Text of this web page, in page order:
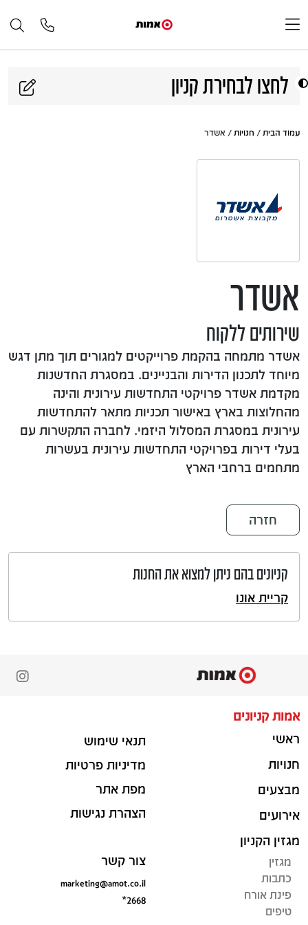
לחצו לבחירת קניון
עמוד הבית / חנויות / אשדר
אשדר
שירותים ללקוח
אשדר מתמחה בהקמת פרוייקטים למגורים תוך מתן דגש
מיוחד לתכנון הדירות והבניינים. במסגרת החדשנות
מקדמת אשדר פרויקטי התחדשות עירונית והינה
מהחלוצות בארץ באישור תכניות מתאר להתחדשות
עירונית במסגרת המסלול היזמי. לחברה התקשרות עם
בעלי דירות בפרויקטי התחדשות עירונית בעשרות
מתחמים ברחבי הארץ
חזרה
קניונים בהם ניתן למצוא את החנות
קריית אונו
אמות קניונים
ראשי
חנויות
מבצעים
אירועים
מגזין הקניון
מגזין
כתבות
פינת אורח
טיפים
תנאי שימוש
מדיניות פרטיות
מפת אתר
הצהרת נגישות
צור קשר
marketing@amot.co.il
*2668